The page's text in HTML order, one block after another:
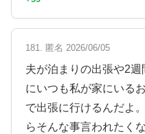
181. 匿名 2026/06/05
夫が泊まりの出張や2
にいつも私が家にいる
で出張に行けるんだよ
らそんな事言われたく